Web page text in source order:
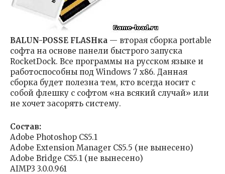
BALUN-POSSE FLASHка — вторая сборка portable
софта на основе панели быстрого запуска
RocketDock. Все программы на русском языке и
работоспособны под Windows 7 x86. Данная
сборка будет полезна тем, кто всегда носит с
собой флешку с софтом «на всякий случай» или
не хочет засорять систему.
Состав:
Adobe Photoshop CS5.1
Adobe Extension Manager CS5.5 (не вынесено)
Adobe Bridge CS5.1 (не вынесено)
AIMP3 3.0.0.961